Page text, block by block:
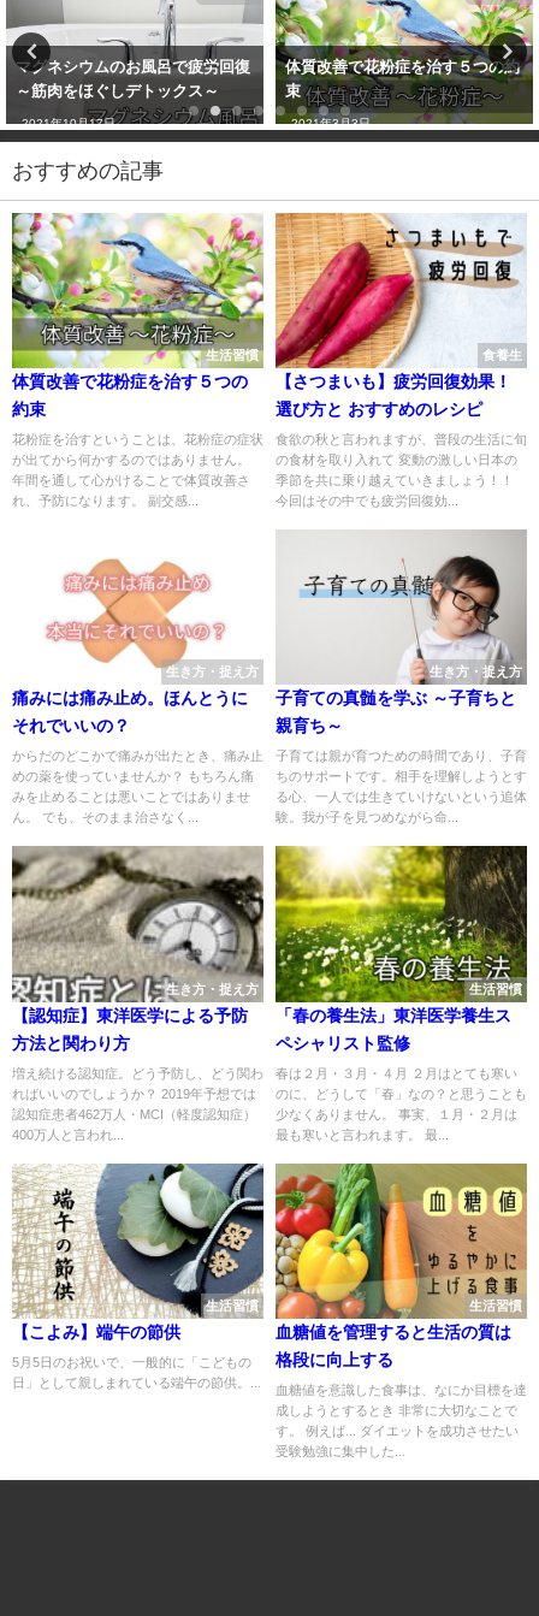
マグネシウムのお風呂で疲労回復
～筋肉をほぐしデトックス～
2021年10月17日
体質改善で花粉症を治す５つの約
束
2021年3月3日
おすすめの記事
生活習慣
体質改善で花粉症を治す５つの
約束
花粉症を治すということは、花粉症の症状
が出てから何かするのではありません。
年間を通して心がけることで体質改善さ
れ、予防になります。 副交感...
食養生
【さつまいも】疲労回復効果！
選び方と おすすめのレシピ
食欲の秋と言われますが、普段の生活に旬
の食材を取り入れて 変動の激しい日本の
季節を共に乗り越えていきましょう！！
今回はその中でも疲労回復効...
生き方・捉え方
痛みには痛み止め。ほんとうに
それでいいの？
からだのどこかで痛みが出たとき、痛み止
めの薬を使っていませんか？ もちろん痛
みを止めることは悪いことではありませ
ん。 でも、そのまま治さなく...
生き方・捉え方
子育ての真髄を学ぶ ～子育ちと
親育ち～
子育ては親が育つための時間であり、子育
ちのサポートです。相手を理解しようとす
る心、一人では生きていけないという追体
験。我が子を見つめながら命...
生き方・捉え方
【認知症】東洋医学による予防
方法と関わり方
増え続ける認知症。どう予防し、どう関わ
ればいいのでしょうか？ 2019年予想では
認知症患者462万人・MCI（軽度認知症）
400万人と言われ...
生活習慣
「春の養生法」東洋医学養生ス
ペシャリスト監修
春は２月・３月・４月 ２月はとても寒い
のに、どうして「春」なの？と思うことも
少なくありません。 事実、１月・２月は
最も寒いと言われます。 最...
生活習慣
【こよみ】端午の節供
5月5日のお祝いで、一般的に「こどもの
日」として親しまれている端午の節供。...
生活習慣
血糖値を管理すると生活の質は
格段に向上する
血糖値を意識した食事は、なにか目標を達
成しようとするとき 非常に大切なことで
す。 例えば... ダイエットを成功させたい
受験勉強に集中した...